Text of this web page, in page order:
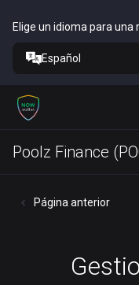
Elige un idioma para una
Español
Poolz Finance
Página anterior